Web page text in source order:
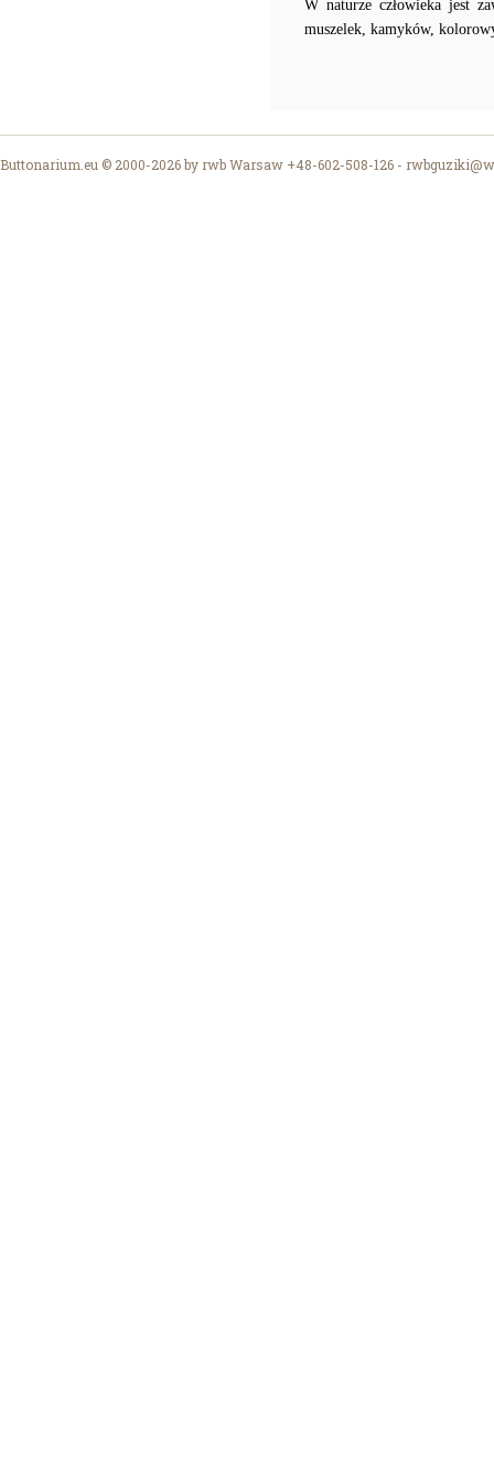
W naturze człowieka jest
muszelek, kamyków,
Buttonarium.eu © 2000-2026 by rwb Warsaw +48-602-508-126 -